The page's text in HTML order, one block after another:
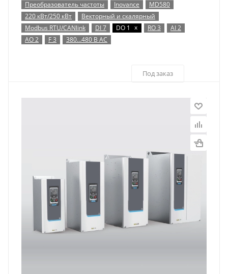
Преобразователь частоты Inovance
MD580
220 кВт/250 кВт
Векторный и скалярный
Modbus RTU/CANlink
DI 7 DO 1 x RO 3
AI 2
AO 2
F 3 380…480 В AC
Под заказ